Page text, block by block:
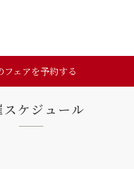
フェアを予約する
スケジュール